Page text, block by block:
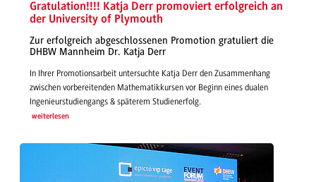
Gratulation!!!! Katja Derr promoviert erfolgreich an
der University of Plymouth
Zur erfolgreich abgeschlossenen Promotion gratuliert die
DHBW Mannheim Dr. Katja Derr
In Ihrer Promotionsarbeit untersuchte Katja Derr den Zusammenhang
zwischen vorbereitenden Mathematikkursen vor Beginn eines dualen
Ingenieurstudiengangs & späterem Studienerfolg.
weiterlesen